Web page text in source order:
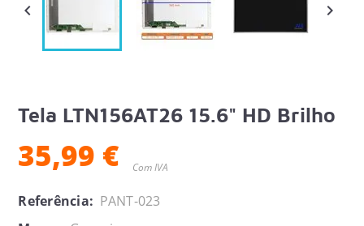
 
Tela LTN156AT26 15.6" HD Brilho
35,99 € Com IVA
Referência: PANT-023